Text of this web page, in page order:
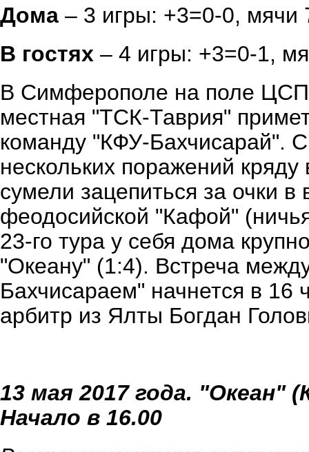
Дома – 3 игры: +3=0-0, мячи
В гостях – 4 игры: +3=0-1,
В Симферополе на поле
местная "ТСК-Таврия"
команду "КФУ-Бахчисарай".
нескольких поражений
сумели зацепиться за очки
феодосийской "Кафой"
23-го тура у себя дома
"Океану" (1:4). Встреча
Бахчисараем" начнется в 16
арбитр из Ялты Богдан
13 мая 2017 года. "Океан"
Начало в 16.00